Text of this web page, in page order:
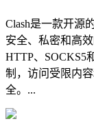
Clash是一款开源
安全、私密和高
HTTP、SOCKS5
制，访问受限内
全。...